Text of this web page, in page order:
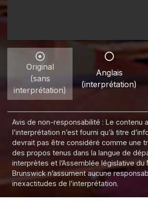
Original
(sans
interprétation)
Anglais
(interprétation)
Avis de non-responsabilité : Le contenu
l’interprétation n’est fourni qu’à titre
devrait pas être considéré comme une
des propos tenus dans la langue de
interprètes et l’Assemblée législative du
Brunswick n’assument aucune
inexactitudes de l’interprétation.